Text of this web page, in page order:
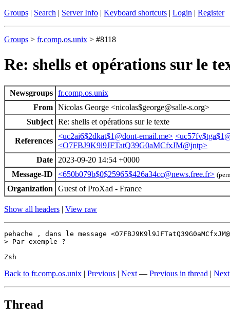
Groups | Search | Server Info | Keyboard shortcuts | Login | Register
Groups > fr.comp.os.unix > #8118
Re: shells et opérations sur le
Newsgroups fr.comp.os.unix
From Nicolas George <nicolas$george@salle-s.org>
Subject Re: shells et opérations sur le texte
References
<uc2ai6$2dkat$1@dont-email.me>
<O7FBJ9K9l9JFTatQ39G0aMCfxJM@jntp>
Date
2023-09-20 14:54 +0000
Message-ID
<650b079b$0$25965$426a34cc@news.free.fr>
Organization Guest of ProXad - France
Show all headers | View raw
pehache , dans le message
> Par exemple ?
Zsh
Back to fr.comp.os.unix | Previous | Next — Previous in thread |
Thread